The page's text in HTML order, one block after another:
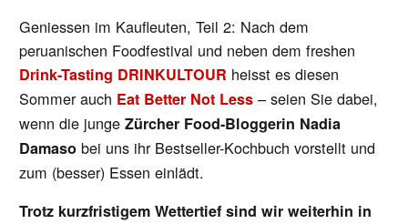
Geniessen im Kaufleuten, Teil 2: Nach dem
peruanischen Foodfestival und neben dem freshen
Drink-Tasting DRINKULTOUR heisst es diesen
Sommer auch Eat Better Not Less – seien Sie dabei,
wenn die jungeZürcher Food-Bloggerin Nadia
Damaso bei uns ihr Bestseller-Kochbuch vorstellt und
zum (besser) Essen einlädt.
Trotz kurzfristigem Wettertief sind wir weiterhin in